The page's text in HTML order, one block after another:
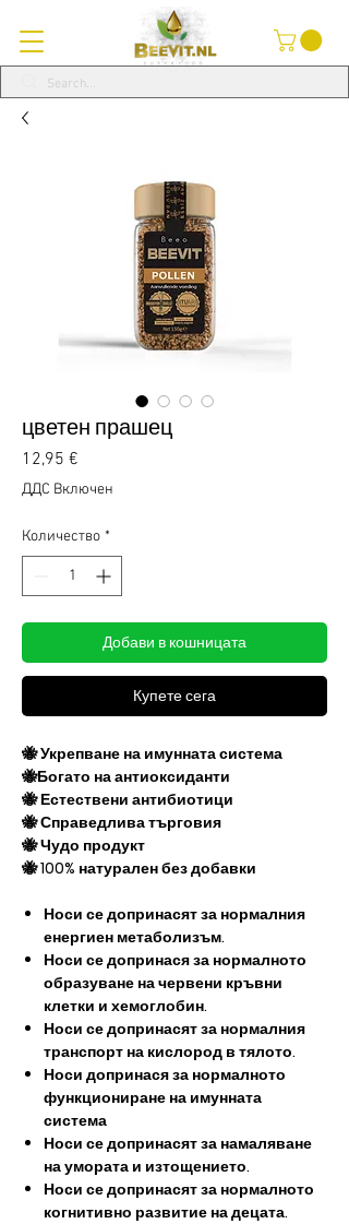
цветен прашец
12,95 €
ДДС Включен
Количество *
Добави в кошницата
Купете сега
🐝 Укрепване на имунната система
🐝Богато на антиоксиданти
🐝 Естествени антибиотици
🐝 Справедлива търговия
🐝 Чудо продукт
🐝 100% натурален без добавки
Носи се​​ допринасят за нормалния
енергиен метаболизъм.
Носи се​​ допринася за нормалното
образуване на червени кръвни
клетки и хемоглобин.
Носи се​​ допринасят за нормалния
транспорт на кислород в тялото.
Носи​​ допринася за нормалното
функциониране на имунната
система
Носи се​​ допринасят за намаляване
на умората и изтощението.
Носи се​​ допринасят за нормалното
когнитивно развитие на децата.